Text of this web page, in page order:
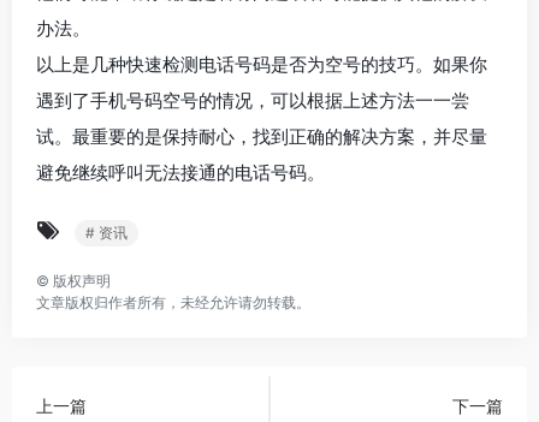
办法。
以上是几种快速检测电话号码是否为空号的技巧。如果你
遇到了手机号码空号的情况，可以根据上述方法一一尝
试。最重要的是保持耐心，找到正确的解决方案，并尽量
避免继续呼叫无法接通的电话号码。
# 资讯
© 版权声明
文章版权归作者所有，未经允许请勿转载。
上一篇 下一篇